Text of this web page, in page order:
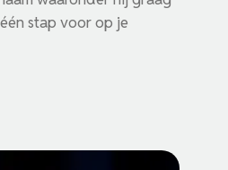
stap voor op je